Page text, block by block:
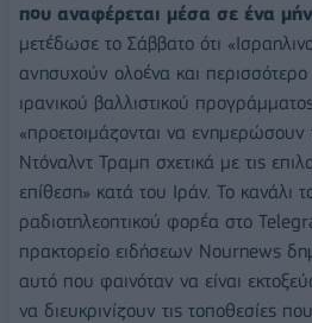
που αναφέρεται μέσα σε ένα
μετέδωσε το Σάββατο ότι
ανησυχούν ολοένα και
ιρανικού βαλλιστικού
«προετοιμάζονται να
Ντόναλντ Τραμπ σχετικά με τις
επίθεση» κατά του Ιράν. Το κανάλι
ραδιοτηλεοπτικού φορέα στο
πρακτορείο ειδήσεων Nournews
αυτό που φαινόταν να είναι
να διευκρινίζουν τις τοποθεσίες